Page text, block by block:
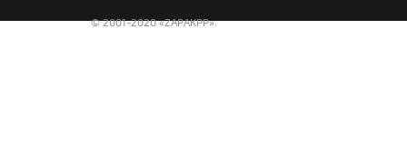
© 2001-2020 «ZAPAKPP».